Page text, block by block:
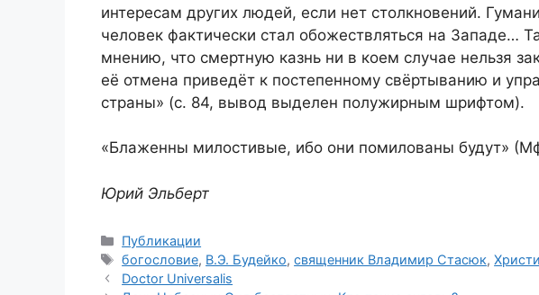
интересам других людей, если нет столкновений.
человек фактически стал обожествляться на Западе…
мнению, что смертную казнь ни в коем случае нельзя
её отмена приведёт к постепенному свёртыванию и
страны» (с. 84, вывод выделен полужирным шрифтом).
«Блаженны милостивые, ибо они помилованы будут»
Юрий Эльберт
Рубрики
Публикации
Метки
богословие, В.Э. Будейко,священник Владимир Стасюк,
Doctor Universalis